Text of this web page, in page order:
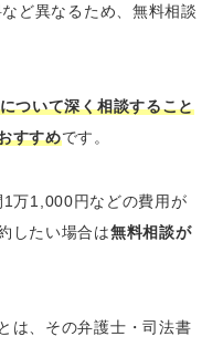
ど異なるため、無料相談
ついて深く相談すること
すすめです。
万1,000円などの費用が
したい場合は無料相談が
は、その弁護士・司法書